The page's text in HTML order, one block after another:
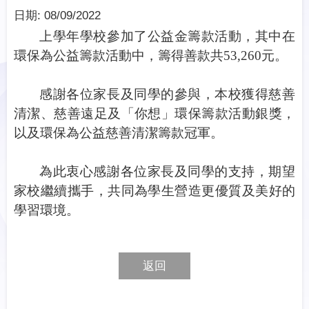
日期: 08/09/2022
上學年學校參加了公益金籌款活動，其中在
環保為公益籌款活動中， 籌得善款共53,260元。
感謝各位家長及同學的參與，本校獲得慈善
清潔、慈善遠足及「你想」環保籌款活動銀獎，
以及環保為公益慈善清潔籌款冠軍。
為此衷心感謝各位家長及同學的支持，期望
家校繼續攜手，共同為學生營造更優質及美好的
學習環境。
返回